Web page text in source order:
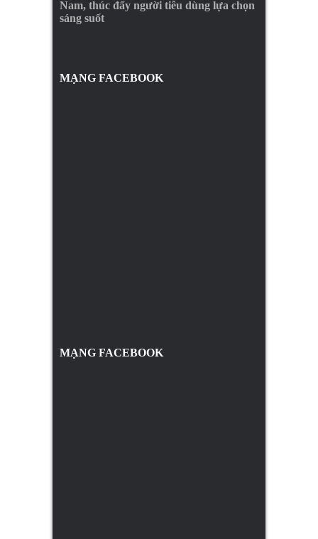
Nam, thúc đẩy người tiêu dùng lựa chọn
sáng suốt
MẠNG FACEBOOK
MẠNG FACEBOOK